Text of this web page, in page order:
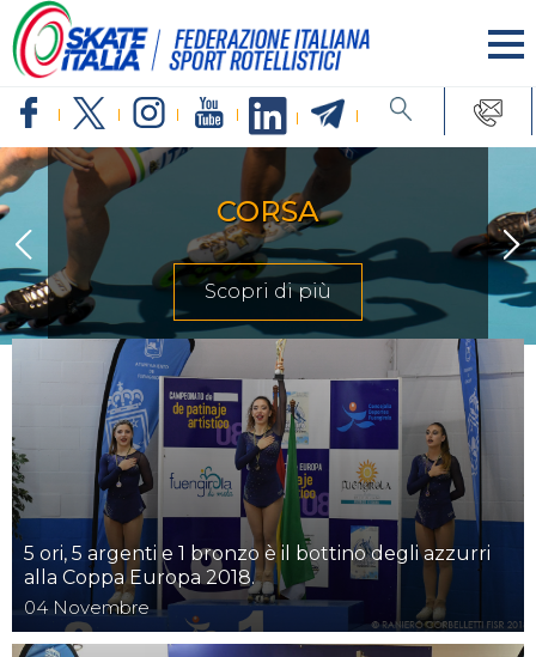
CORSA
Scopri di più
5 ori, 5 argenti e 1 bronzo è il bottino degli azzurri
alla Coppa Europa 2018.
04 Novembre